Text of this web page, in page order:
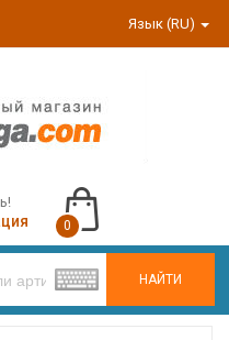
Язык (RU)
НАЙТИ
0